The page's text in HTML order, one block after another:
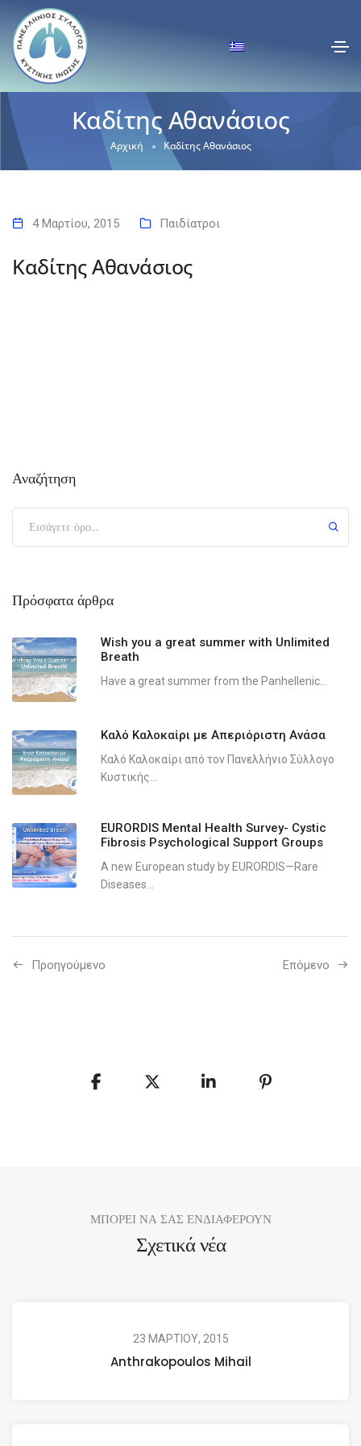
Καδίτης Αθανάσιος
Αρχική Καδίτης Αθανάσιος
4 Μαρτίου, 2015 Παιδίατροι
Καδίτης Αθανάσιος
Αναζήτηση
Πρόσφατα άρθρα
Wish you a great summer with Unlimited
Breath
Have a great summer from the Panhellenic...
Καλό Καλοκαίρι με Απεριόριστη Ανάσα
Καλό Καλοκαίρι από τον Πανελλήνιο Σύλλογο
Κυστικής...
EURORDIS Mental Health Survey- Cystic
Fibrosis Psychological Support Groups
A new European study by EURORDIS—Rare
Diseases...
Προηγούμενo Επόμενο
ΜΠΟΡΕΙ ΝΑ ΣΑΣ ΕΝΔΙΑΦΕΡΟΥΝ
Σχετικά νέα
23 ΜΑΡΤΙΟΥ, 2015
Anthrakopoulos Mihail